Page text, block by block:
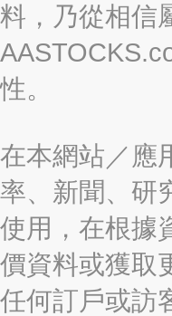
料，乃從相信
性。
在本網站／應
率、新聞、研
使用，在根據
價資料或獲取
任何訂戶或訪